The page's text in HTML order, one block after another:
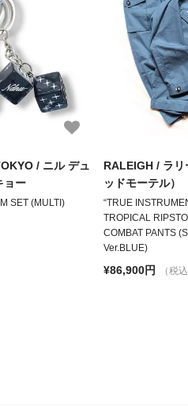
/ ニル デュ
ョー
SET (MULTI)
RALEIGH / ラ
ッドモーテル）
“TRUE
TROPICAL
COMBAT PANTS
Ver.BLUE)
¥86,900円 （税込